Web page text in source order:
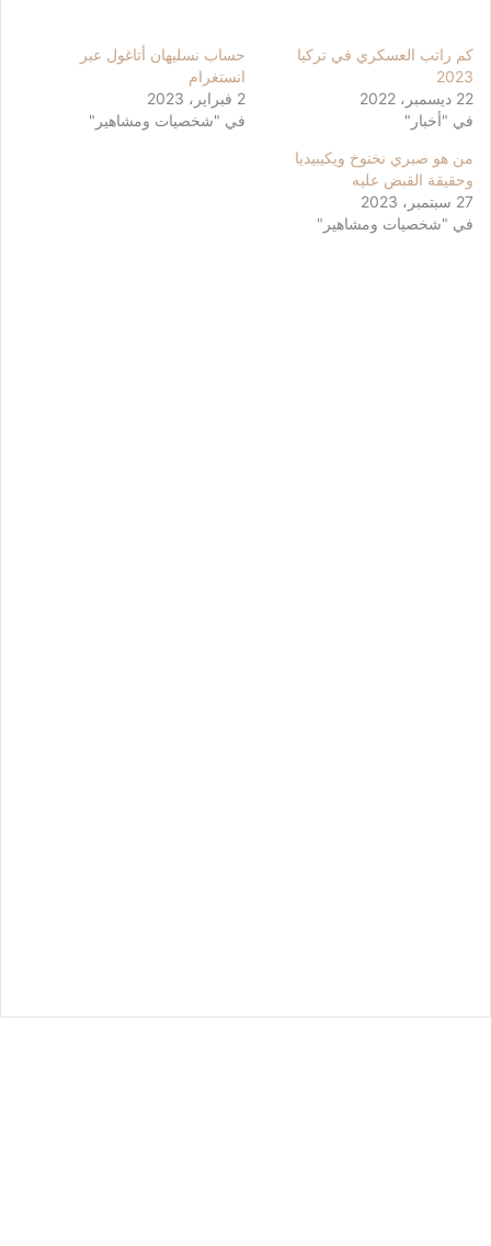
كم راتب العسكري في تركيا
2023
22 ديسمبر، 2022
في "أخبار"
حساب نسليهان أتاغول عبر
انستغرام
2 فبراير، 2023
في "شخصيات ومشاهير"
من هو صبري نخنوخ ويكيبيديا
وحقيقة القبض عليه
27 سبتمبر، 2023
في "شخصيات ومشاهير"